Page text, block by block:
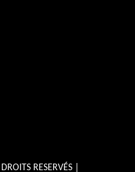
RESERVÉS |